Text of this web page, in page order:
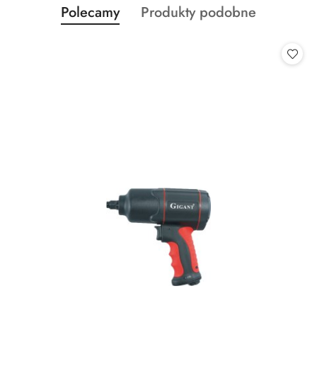
Pomiń karuzelę produktów
Produkty
o
Polecamy
Produkty
Produkty podobne